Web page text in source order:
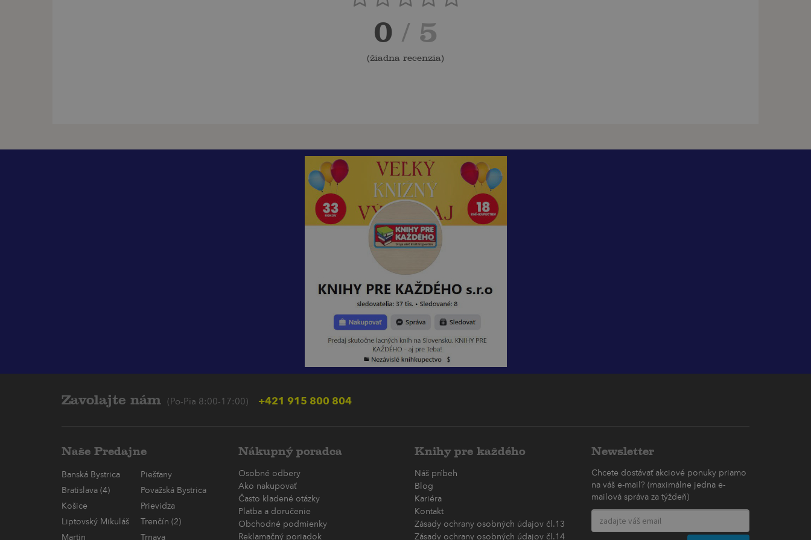
0 / 5
(žiadna recenzia)
Zavolajte nám (Po-Pia 8:00-17:00) +421 915 800 804
Naše Predajne
Banská Bystrica
Piešťany
Bratislava (4)
Považská Bystrica
Košice
Prievidza
Liptovský Mikuláš
Trenčín (2)
Martin
Trnava
Nákupný poradca
Osobné odbery
Ako nakupovať
Často kladené otázky
Platba a doručenie
Obchodné podmienky
Reklamačný poriadok
Knihy pre každého
Náš príbeh
Blog
Kariéra
Kontakt
Zásady ochrany osobných údajov čl.13
Zásady ochrany osobných údajov čl.14
Newsletter
Chcete dostávať akciové ponuky priamo
na váš e-mail? (maximálne jedna e-
mailová správa za týždeň)